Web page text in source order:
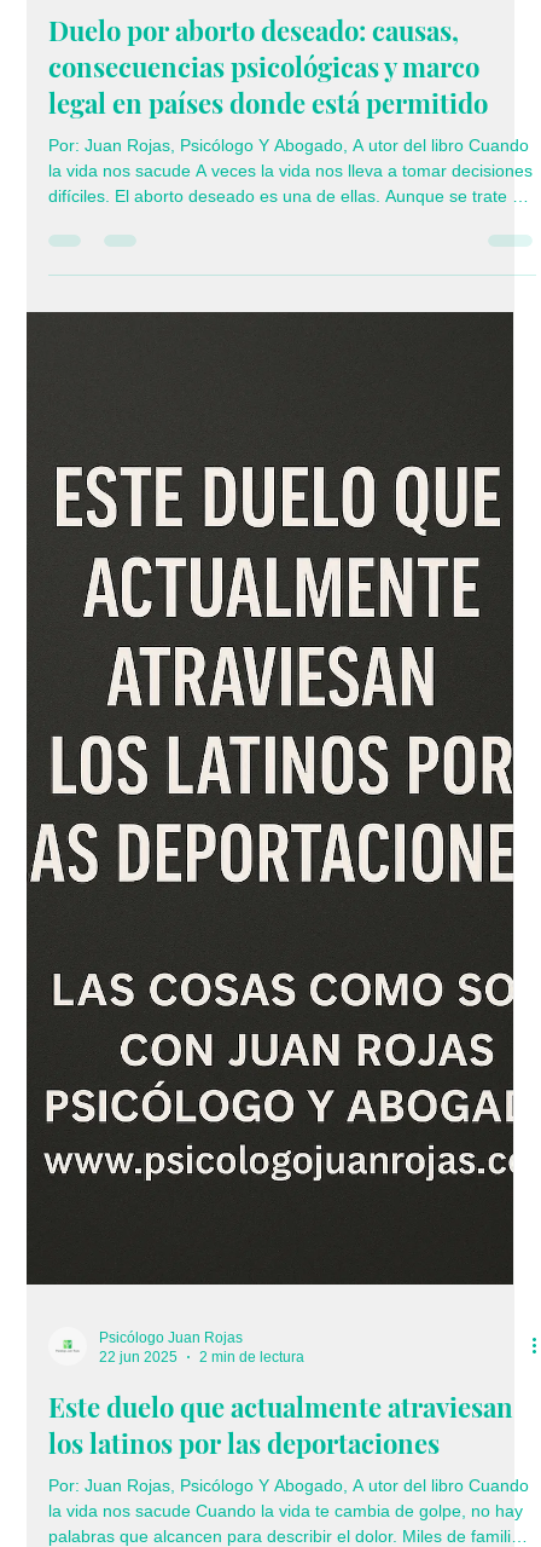
Psicólogo Juan Rojas
6 jul 2025
3 min de lectura
legal en países donde está permitido
Por: Juan Rojas, Psicólogo Y Abogado, A utor del libro Cuando
la vida nos sacude A veces la vida nos lleva a tomar decisiones
una elección personal, libre y protegida por la ley, eso no
significa que no duela. La psicología nos recuerda que el dolor
emocional no siempre surge por lo que nos hacen los demás, a
veces surge de las decisiones que nosotros mismos debemos
tomar para protegernos, para cuidarnos o para